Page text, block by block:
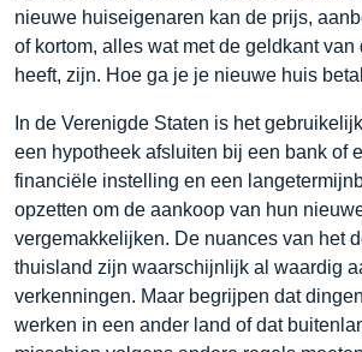
nieuwe huiseigenaren kan de prijs,
of kortom, alles wat met de geldkant van
heeft, zijn. Hoe ga je je nieuwe huis
In de Verenigde Staten is het
een hypotheek afsluiten bij een bank of
financiële instelling en een
opzetten om de aankoop van hun
vergemakkelijken. De nuances van het
thuisland zijn waarschijnlijk al waardig
verkenningen. Maar begrijpen dat
werken in een ander land of dat